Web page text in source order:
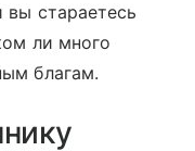
стараетесь
ли много
благам.